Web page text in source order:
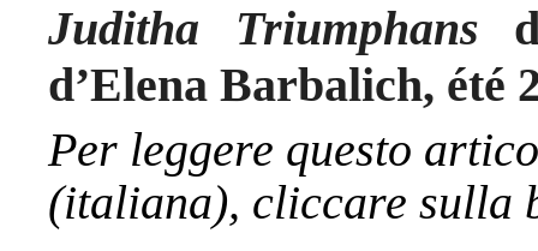
Juditha Triumphans
d’Elena Barbalich,
Per leggere questo
(italiana), cliccare sulla